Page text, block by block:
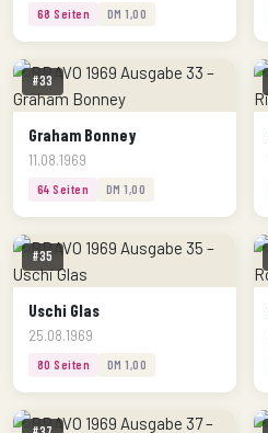
68 Seiten DM 1,00
#33
Graham Bonney
11.08.1969
64 Seiten DM 1,00
#35
Uschi Glas
25.08.1969
80 Seiten DM 1,00